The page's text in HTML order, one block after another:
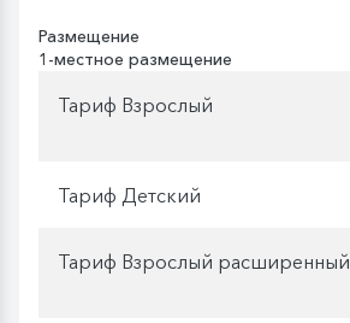
Размещение
1-местное размещение
Тариф Взрослый
Тариф Детский
Тариф Взрослый расширенный